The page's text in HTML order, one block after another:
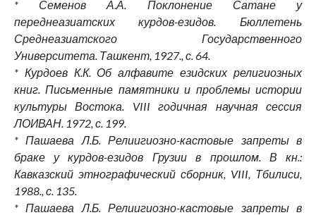
* Семенов А.А. Поклонение Сатане у
переднеазиатских курдов-езидов. Бюллетень
Среднеазиатского Государственного
Университета. Ташкент, 1927., с. 64.
* Курдоев К.К. Об алфавите езидских религиозных
книг. Письменные памятники и проблемы истории
культуры Востока. VIII годичная научная сессия
ЛОИВАН. 1972, с. 199.
* Пашаева Л.Б. Релиигиозно-кастовые запреты в
браке у курдов-езидов Грузии в прошлом. В кн.:
Кавказский этнографический сборник, VIII, Тбилиси,
1988., с. 135.
* Пашаева Л.Б. Релиигиозно-кастовые запреты в